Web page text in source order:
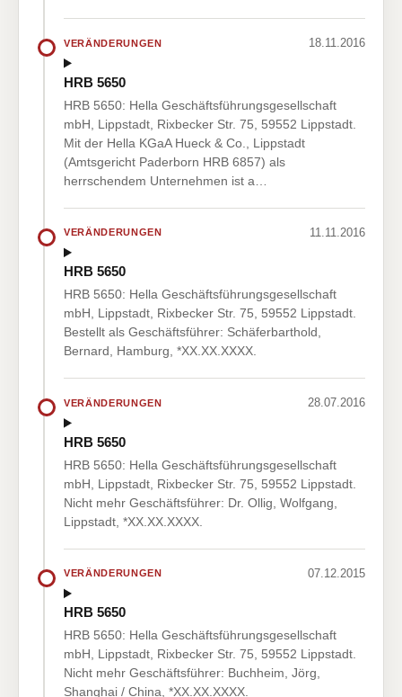
VERÄNDERUNGEN 18.11.2016
HRB 5650
HRB 5650: Hella Geschäftsführungsgesellschaft
mbH, Lippstadt, Rixbecker Str. 75, 59552 Lippstadt.
Mit der Hella KGaA Hueck & Co., Lippstadt
(Amtsgericht Paderborn HRB 6857) als
herrschendem Unternehmen ist a…
VERÄNDERUNGEN 11.11.2016
HRB 5650
HRB 5650: Hella Geschäftsführungsgesellschaft
mbH, Lippstadt, Rixbecker Str. 75, 59552 Lippstadt.
Bestellt als Geschäftsführer: Schäferbarthold,
Bernard, Hamburg, *XX.XX.XXXX.
VERÄNDERUNGEN 28.07.2016
HRB 5650
HRB 5650: Hella Geschäftsführungsgesellschaft
mbH, Lippstadt, Rixbecker Str. 75, 59552 Lippstadt.
Nicht mehr Geschäftsführer: Dr. Ollig, Wolfgang,
Lippstadt, *XX.XX.XXXX.
VERÄNDERUNGEN 07.12.2015
HRB 5650
HRB 5650: Hella Geschäftsführungsgesellschaft
mbH, Lippstadt, Rixbecker Str. 75, 59552 Lippstadt.
Nicht mehr Geschäftsführer: Buchheim, Jörg,
Shanghai / China, *XX.XX.XXXX.